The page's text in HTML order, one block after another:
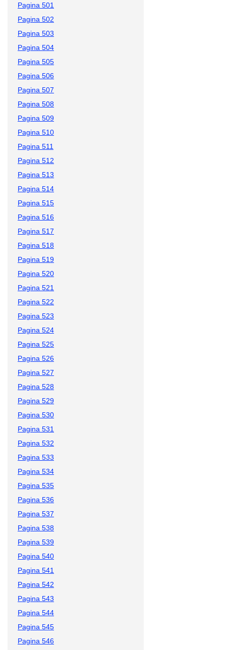
Pagina 501
Pagina 502
Pagina 503
Pagina 504
Pagina 505
Pagina 506
Pagina 507
Pagina 508
Pagina 509
Pagina 510
Pagina 511
Pagina 512
Pagina 513
Pagina 514
Pagina 515
Pagina 516
Pagina 517
Pagina 518
Pagina 519
Pagina 520
Pagina 521
Pagina 522
Pagina 523
Pagina 524
Pagina 525
Pagina 526
Pagina 527
Pagina 528
Pagina 529
Pagina 530
Pagina 531
Pagina 532
Pagina 533
Pagina 534
Pagina 535
Pagina 536
Pagina 537
Pagina 538
Pagina 539
Pagina 540
Pagina 541
Pagina 542
Pagina 543
Pagina 544
Pagina 545
Pagina 546